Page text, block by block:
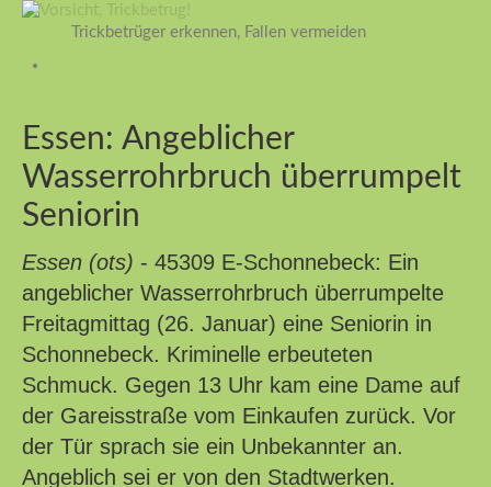
Trickbetrüger erkennen, Fallen vermeiden
Essen: Angeblicher
Wasserrohrbruch überrumpelt
Seniorin
Essen (ots) - 45309 E-Schonnebeck: Ein
angeblicher Wasserrohrbruch überrumpelte
Freitagmittag (26. Januar) eine Seniorin in
Schonnebeck. Kriminelle erbeuteten
Schmuck. Gegen 13 Uhr kam eine Dame auf
der Gareisstraße vom Einkaufen zurück. Vor
der Tür sprach sie ein Unbekannter an.
Angeblich sei er von den Stadtwerken.